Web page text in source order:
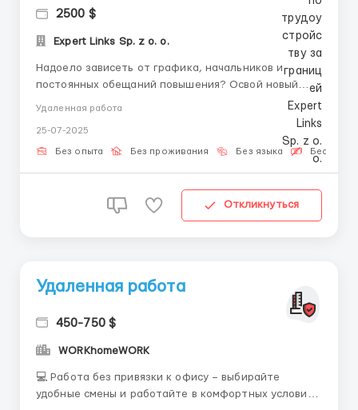
2500 $
Expert Links Sp. z o. o.
Надоело зависеть от графика, начальников и
постоянных обещаний повышения? Освой новый
навык, начни применять его и выходи на стабильный
зайдёт, если ты: — Устал(-а) от найма — Хочешь
гибкость и рост — Готов(-а) не тратить, а в...
Удаленная работа
25-07-2025
Без опыта Без проживания Без языка
Откликнуться
Удаленная работа
450-750 $
WORKhomeWORK
💻 Работа без привязки к офису – выбирайте
удобные смены и работайте в комфортных условиях.